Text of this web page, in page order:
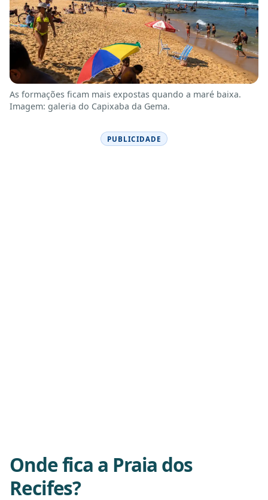
As formações ficam mais expostas quando a maré baixa.
Imagem: galeria do Capixaba da Gema.
PUBLICIDADE
Onde fica a Praia dos
Recifes?